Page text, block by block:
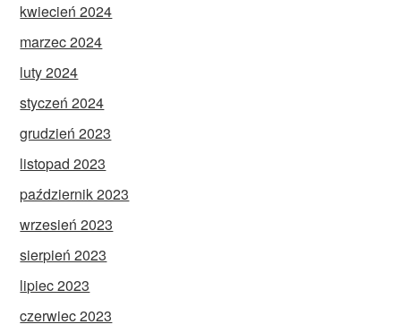
kwiecień 2024
marzec 2024
luty 2024
styczeń 2024
grudzień 2023
listopad 2023
październik 2023
wrzesień 2023
sierpień 2023
lipiec 2023
czerwiec 2023